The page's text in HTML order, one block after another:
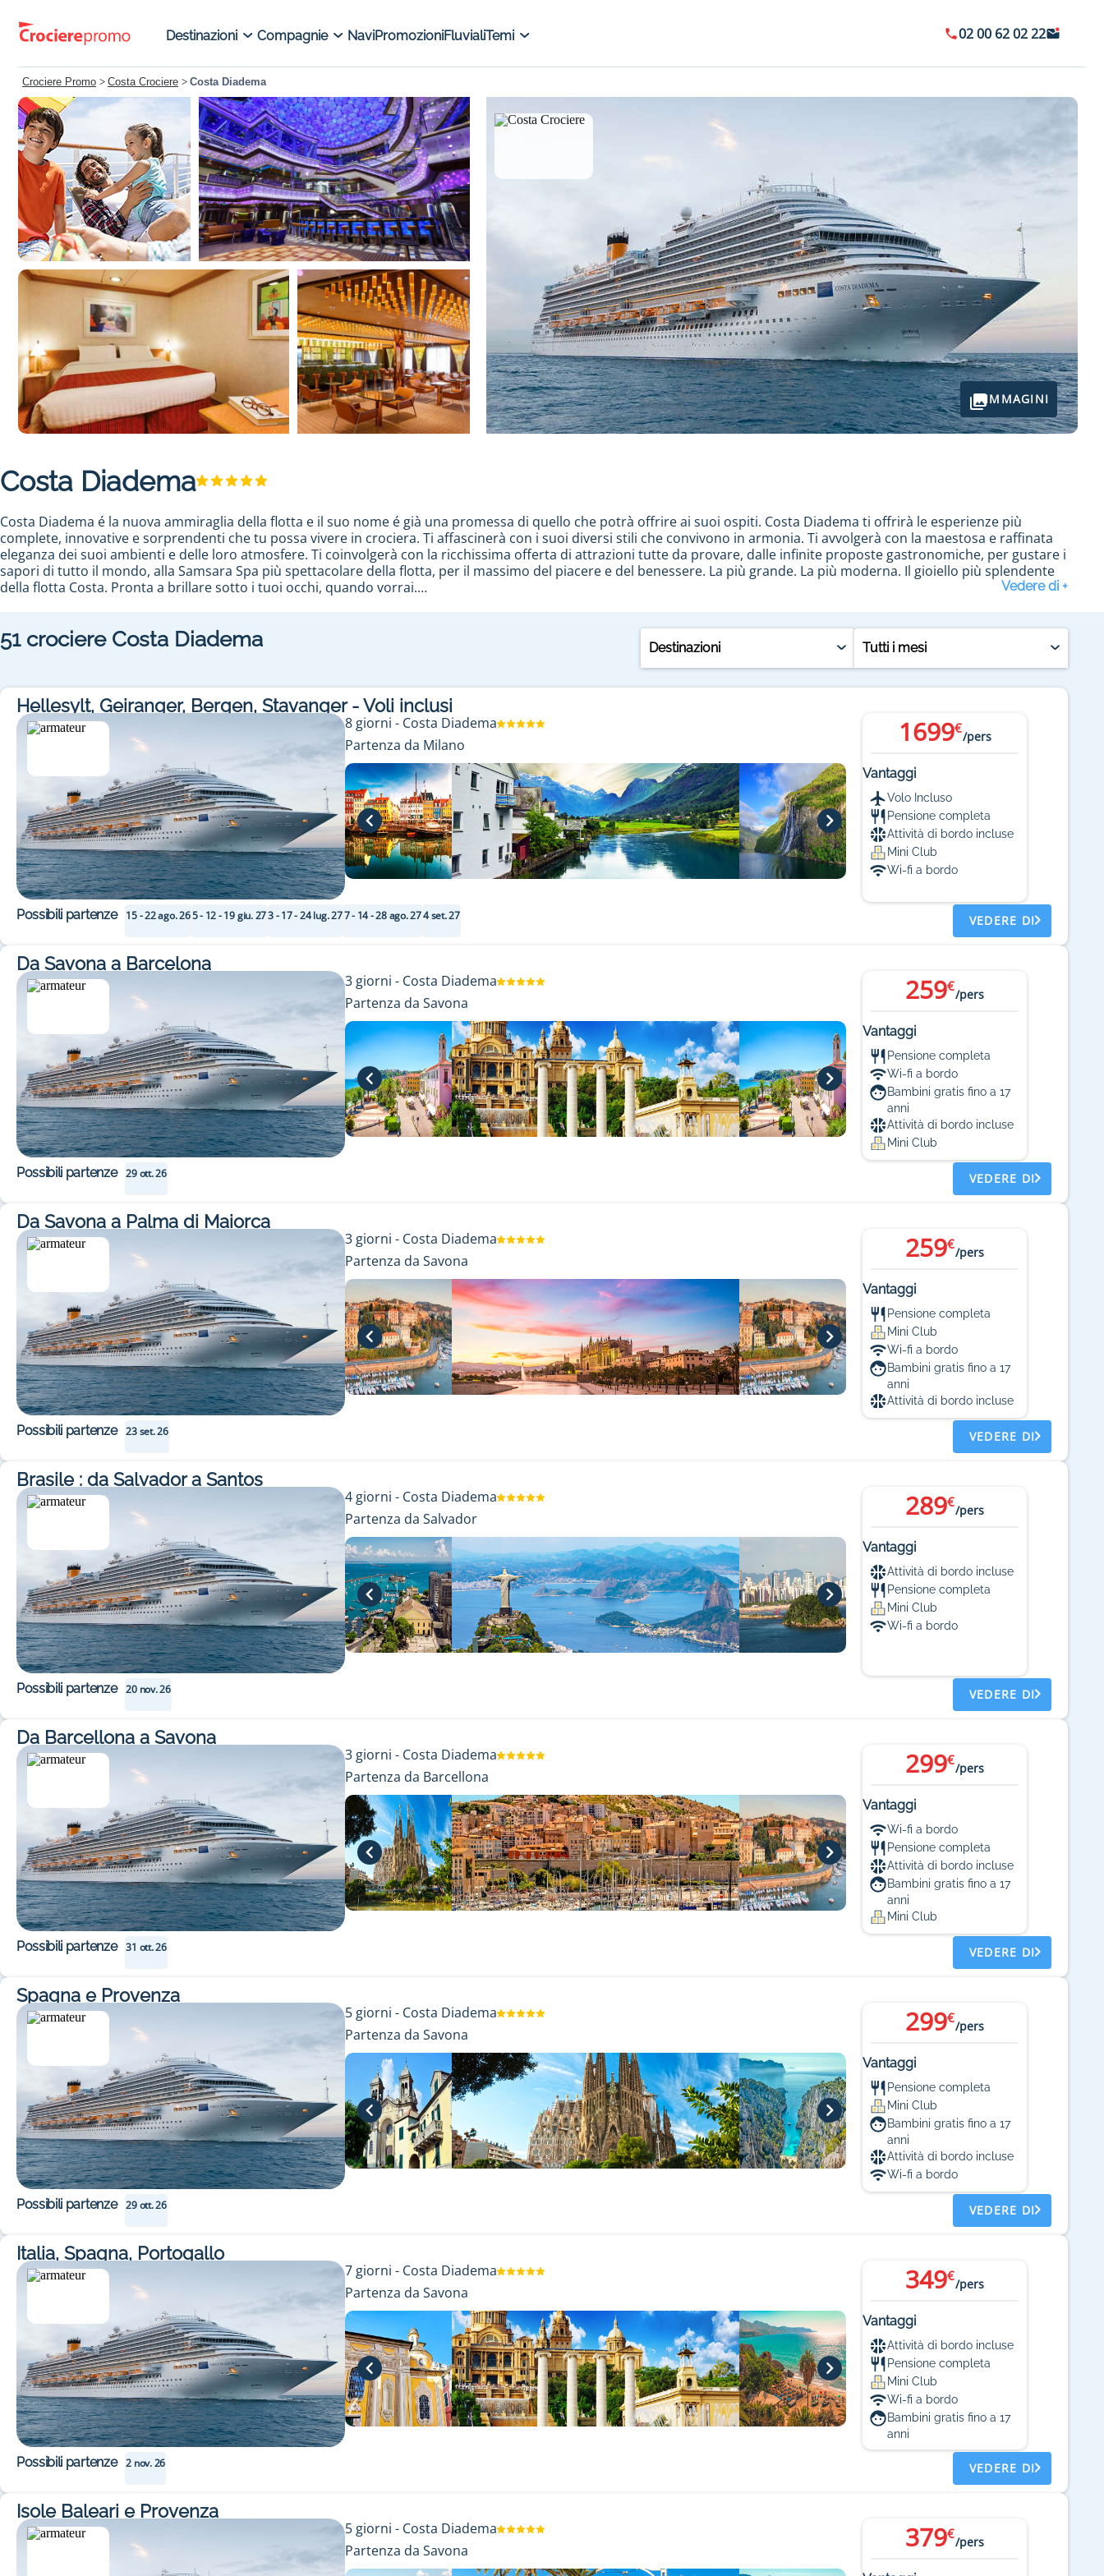
Destinazioni Compagnie NaviPromozioniFluvialiTemi 02 00 62 02 22
Crociere Promo > Costa Crociere > Costa Diadema
IMMAGINI
Costa Diadema
Costa Diadema é la nuova ammiraglia della flotta e il suo nome é già una promessa di quello che potrà offrire ai suoi ospiti. Costa Diadema ti offrirà le esperienze più
complete, innovative e sorprendenti che tu possa vivere in crociera. Ti affascinerà con i suoi diversi stili che convivono in armonia. Ti avvolgerà con la maestosa e raffinata
eleganza dei suoi ambienti e delle loro atmosfere. Ti coinvolgerà con la ricchissima offerta di attrazioni tutte da provare, dalle infinite proposte gastronomiche, per gustare i
sapori di tutto il mondo, alla Samsara Spa più spettacolare della flotta, per il massimo del piacere e del benessere. La più grande. La più moderna. Il gioiello più splendente
della flotta Costa. Pronta a brillare sotto i tuoi occhi, quando vorrai.
Preparatevi a mille novità e sorprese durante una
, la nuova arrivata della compagnia Costa Crociere. La sua costruzione si é conclusa
ad ottobre 2014. Il programma di questa nuova nave include crociere nel Mediterraneo
in partenza da Savonao Marsiglia, con scali a La Valletta, Napoli, Nizza, o ancora in
La nave ha un centro benessere di 7800m² e accoglie i passeggeri in 1.862 cabine, tra cui le lussuose suite. Durante unacrociera Costa Diadema low cost, i turisti potranno
gustare le specialità dei 7 ristoranti e della pizzeria "Piazza Pizza". 15 bar saranno a disposizione dei passeggeri, tra pub e wine bar dalla decorazione moderna. Relax e
benessere sono i protagonisti dei servizi a bordo diCosta Diadema: la Samsara Spa con le sue vasche idromassaggio, le piscine, il campo sportivo , ecc . Per quanto
riguarda l'intrattenimento, ce ne sarà per tutti i gusti : animazione per bambini, teatro, cinema 4D, una biblioteca per rilassarsi lontano dalla folla; negozi, casinò e
51 crociere Costa Diadema Destinazioni Tutti i mesi
Hellesylt, Geiranger, Bergen, Stavanger - Voli inclusi
8 giorni - Costa Diadema
Partenza da Milano
1699€
/pers
Vantaggi
Volo Incluso
Pensione completa
Attività di bordo incluse
Mini Club
Wi-fi a bordo
Possibili partenze 15 - 22 ago. 265 - 12 - 19 giu. 273 - 17 - 24 lug. 277 - 14 - 28 ago. 274 set. 27 VEDERE DI
Da Savona a Barcelona
3 giorni - Costa Diadema
Partenza da Savona
259€
/pers
Vantaggi
Pensione completa
Wi-fi a bordo
Bambini gratis fino a 17
anni
Attività di bordo incluse
Mini Club
Possibili partenze 29 ott. 26 VEDERE DI
Da Savona a Palma di Maiorca
3 giorni - Costa Diadema
Partenza da Savona
259€
/pers
Vantaggi
Pensione completa
Mini Club
Wi-fi a bordo
Bambini gratis fino a 17
anni
Attività di bordo incluse
Possibili partenze 23 set. 26 VEDERE DI
Brasile : da Salvador a Santos
4 giorni - Costa Diadema
Partenza da Salvador
289€
/pers
Vantaggi
Attività di bordo incluse
Pensione completa
Mini Club
Wi-fi a bordo
Possibili partenze 20 nov. 26 VEDERE DI
Da Barcellona a Savona
3 giorni - Costa Diadema
Partenza da Barcellona
299€
/pers
Vantaggi
Wi-fi a bordo
Pensione completa
Attività di bordo incluse
Bambini gratis fino a 17
anni
Mini Club
Possibili partenze 31 ott. 26 VEDERE DI
Spagna e Provenza
5 giorni - Costa Diadema
Partenza da Savona
299€
/pers
Vantaggi
Pensione completa
Mini Club
Bambini gratis fino a 17
anni
Attività di bordo incluse
Wi-fi a bordo
Possibili partenze 29 ott. 26 VEDERE DI
Italia, Spagna, Portogallo
7 giorni - Costa Diadema
Partenza da Savona
349€
/pers
Vantaggi
Attività di bordo incluse
Pensione completa
Mini Club
Wi-fi a bordo
Bambini gratis fino a 17
anni
Possibili partenze 2 nov. 26 VEDERE DI
Isole Baleari e Provenza
5 giorni - Costa Diadema
Partenza da Savona
379€
/pers